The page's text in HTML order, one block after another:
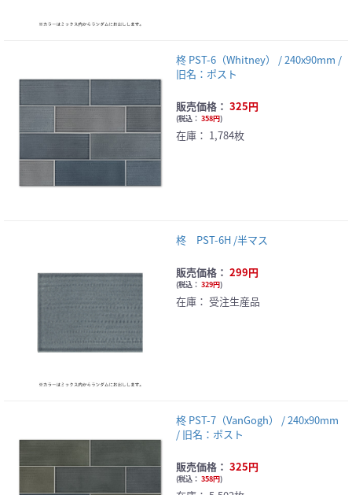
柊 PST-6（Whitney） / 240x90mm /
旧名：ポスト
販売価格： 325円
(税込： 358円)
在庫： 1,784枚
柊 PST-6H /半マス
販売価格： 299円
(税込： 329円)
在庫： 受注生産品
柊 PST-7（VanGogh） / 240x90mm
/ 旧名：ポスト
販売価格： 325円
(税込： 358円)